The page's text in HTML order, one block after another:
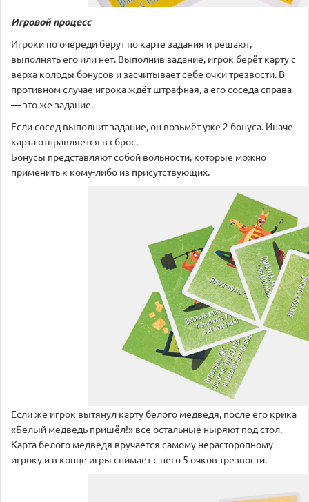
Игровой процесс
Игроки по очереди берут по карте задания и решают,
выполнять его или нет. Выполнив задание, игрок берёт карту с
верха колоды бонусов и засчитывает себе очки трезвости. В
противном случае игрока ждёт штрафная, а его соседа справа
— это же задание.
Если сосед выполнит задание, он возьмёт уже 2 бонуса. Иначе
карта отправляется в сброс.
Бонусы представляют собой вольности, которые можно
применить к кому-либо из присутствующих.
Если же игрок вытянул карту белого медведя, после его крика
«Белый медведь пришёл!» все остальные ныряют под стол.
Карта белого медведя вручается самому нерасторопному
игроку и в конце игры снимает с него 5 очков трезвости.